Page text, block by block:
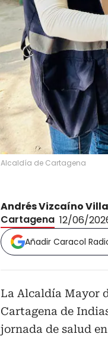
Alcaldía de Cartagena
Andrés Vizcaíno Villa
Cartagena 12/06/
Añadir Caracol
La Alcaldía Mayor
Cartagena de
jornada de salud